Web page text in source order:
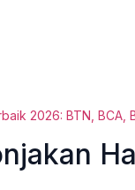
2026: BTN, BCA,